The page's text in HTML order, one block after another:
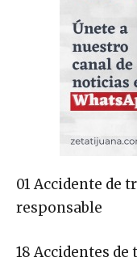
01 Accidente de
responsable
18 Accidentes